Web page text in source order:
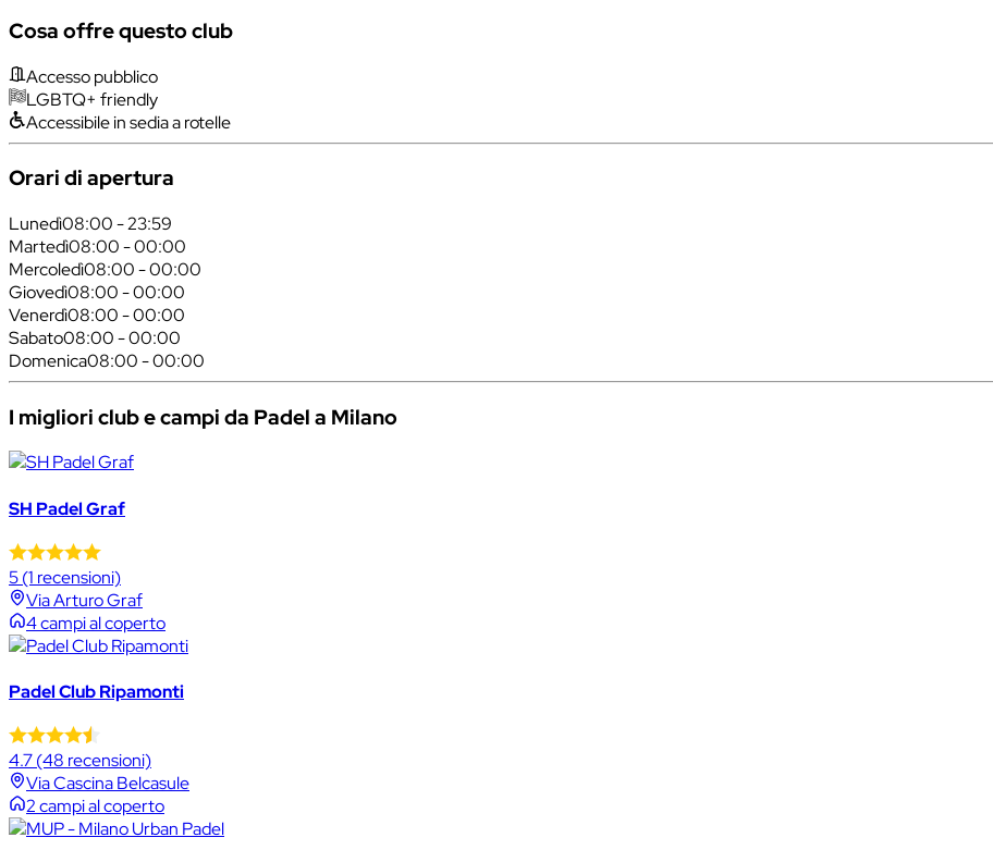
Cosa offre questo club
Accesso pubblico
LGBTQ+ friendly
Accessibile in sedia a rotelle
Orari di apertura
Lunedì08:00 - 23:59
Martedì08:00 - 00:00
Mercoledì08:00 - 00:00
Giovedì08:00 - 00:00
Venerdì08:00 - 00:00
Sabato08:00 - 00:00
Domenica08:00 - 00:00
I migliori club e campi da Padel a Milano
SH Padel Graf
5(1 recensioni)
Via Arturo Graf
4 campi al coperto
Padel Club Ripamonti
4.7(48 recensioni)
Via Cascina Belcasule
2 campi al coperto